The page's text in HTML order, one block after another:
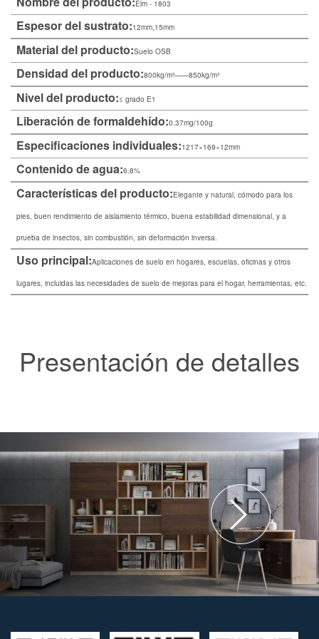
partido
Elm - 1803
Espesor del sustrato:12mm,15mm
Material del producto:Suelo OSB
Densidad del producto:800kg/m³——850kg/m³
Nivel del producto:≤ grado E1
Liberación de formaldehído:0.37mg/100g
Especificaciones individuales:1217×169×12mm
Contenido de agua:6.8%
Características del producto:Elegante y natural, cómodo para los
pies, buen rendimiento de aislamiento térmico, buena estabilidad dimensional, y a
prueba de insectos, sin combustión, sin deformación inversa.
Uso principal:Aplicaciones de suelo en hogares, escuelas, oficinas y otros
lugares, incluidas las necesidades de suelo de mejoras para el hogar, herramientas, etc.
Presentación de detalles